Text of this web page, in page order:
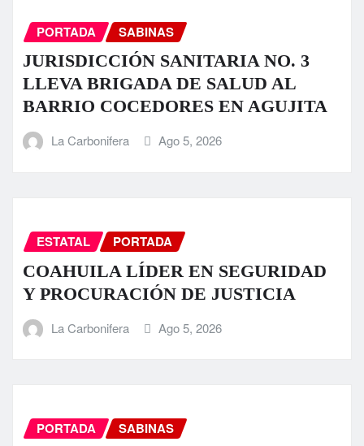
PORTADA SABINAS
JURISDICCIÓN SANITARIA NO. 3
LLEVA BRIGADA DE SALUD AL
BARRIO COCEDORES EN AGUJITA
La Carbonifera Ago 5, 2026
ESTATAL PORTADA
COAHUILA LÍDER EN SEGURIDAD
Y PROCURACIÓN DE JUSTICIA
La Carbonifera Ago 5, 2026
PORTADA SABINAS